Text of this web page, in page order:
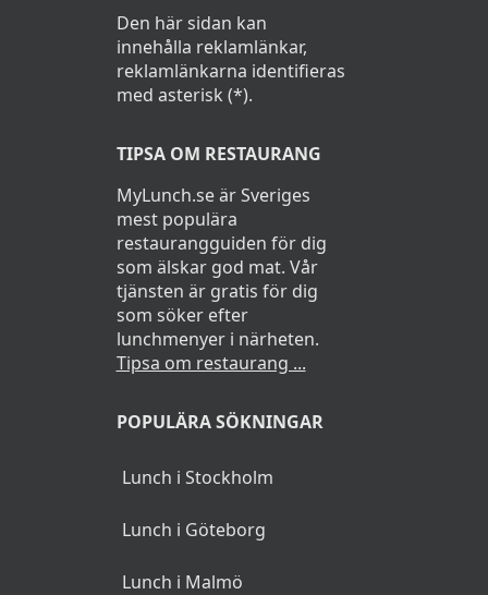
Den här sidan kan
innehålla reklamlänkar,
reklamlänkarna identifieras
med asterisk (*).
TIPSA OM RESTAURANG
MyLunch.se är Sveriges
mest populära
restaurangguiden för dig
som älskar god mat. Vår
tjänsten är gratis för dig
som söker efter
lunchmenyer i närheten.
Tipsa om restaurang ...
POPULÄRA SÖKNINGAR
Lunch i Stockholm
Lunch i Göteborg
Lunch i Malmö